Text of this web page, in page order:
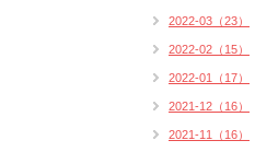
2022-03（23）
2022-02（15）
2022-01（17）
2021-12（16）
2021-11（16）